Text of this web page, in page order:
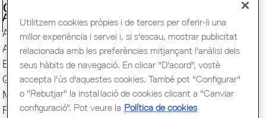
Ciutadania
Actes i Exposicions
Arxiu Històric
Arquitectura catalana
Biblioteca
Quaderns
Mostra d'Arquitectura
Premis Arquitec. Girona
Utilitzem cookies pròpies i de tercers per oferir-li una
millor experiència i servei i, si s'escau, mostrar publicitat
relacionada amb les preferències mitjançant l'anàlisi dels
seus hàbits de navegació. En clicar "D'acord", vostè
accepta l'ús d'aquestes cookies. També pot "Configurar"
o "Rebutjar" la instal·lació de cookies clicant a "Canviar
configuració". Pot veure la Política de cookies